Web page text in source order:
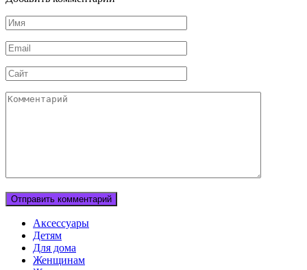
Имя
Email
Сайт
Комментарий
Аксессуары
Детям
Для дома
Женщинам